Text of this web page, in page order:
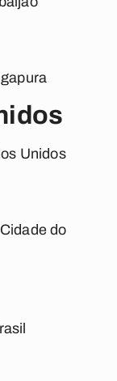
Unidos
do